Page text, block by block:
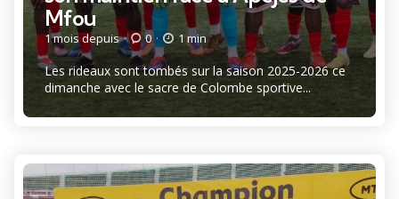
Mfou
1 mois depuis 0 1 min
Les rideaux sont tombés sur la saison 2025-2026 ce
dimanche avec le sacre de Colombe sportive...